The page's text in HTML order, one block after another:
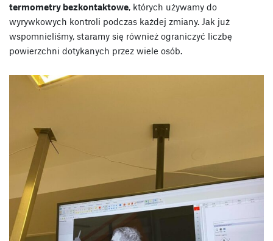
termometry bezkontaktowe, których używamy do
wyrywkowych kontroli podczas każdej zmiany. Jak już
wspomnieliśmy, staramy się również ograniczyć liczbę
powierzchni dotykanych przez wiele osób.